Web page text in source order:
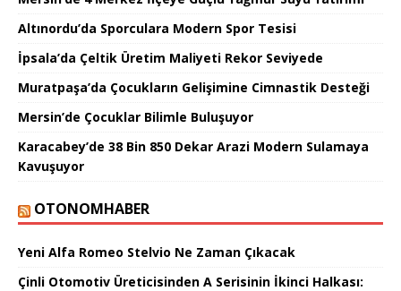
Altınordu’da Sporculara Modern Spor Tesisi
İpsala’da Çeltik Üretim Maliyeti Rekor Seviyede
Muratpaşa’da Çocukların Gelişimine Cimnastik Desteği
Mersin’de Çocuklar Bilimle Buluşuyor
Karacabey’de 38 Bin 850 Dekar Arazi Modern Sulamaya
Kavuşuyor
OTONOMHABER
Yeni Alfa Romeo Stelvio Ne Zaman Çıkacak
Çinli Otomotiv Üreticisinden A Serisinin İkinci Halkası: